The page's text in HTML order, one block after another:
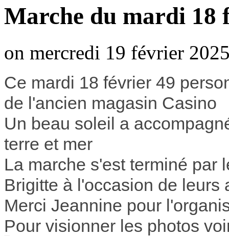
Marche du mardi 18
on mercredi 19 février
Ce mardi 18 février 49
de l'ancien magasin Casino
Un beau soleil a
terre et mer
La marche s'est terminé par
Brigitte à l'occasion de leurs
Merci Jeannine pour
Pour visionner les photos